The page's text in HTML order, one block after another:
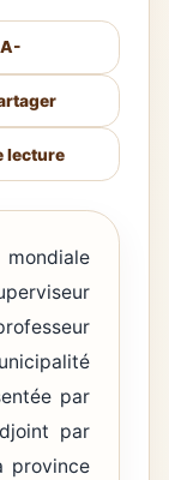
A-
lecture
par
par
province